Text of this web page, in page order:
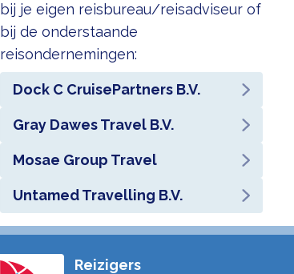
bij je eigen reisbureau/reisadviseur of
bij de onderstaande
reisondernemingen:
Dock C CruisePartners B.V.
Gray Dawes Travel B.V.
Mosae Group Travel
Untamed Travelling B.V.
Reizigers